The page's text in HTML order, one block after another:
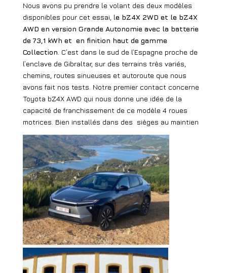
Nous avons pu prendre le volant des deux modèles
disponibles pour cet essai, le bZ4X 2WD et le bZ4X
AWD en version Grande Autonomie avec la batterie
de 73,1 kWh et en finition haut de gamme
Collection . C’est dans le sud de l’Espagne proche de
l’enclave de Gibraltar, sur des terrains très variés,
chemins, routes sinueuses et autoroute que nous
avons fait nos tests. Notre premier contact concerne
Toyota bZ4X AWD qui nous donne une idée de la
capacité de franchissement de ce modèle 4 roues
motrices. Bien installés dans des sièges au maintien